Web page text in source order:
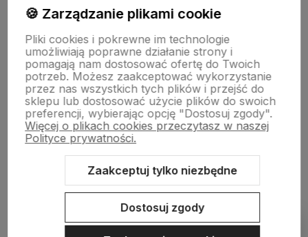
Płatności i dostawa
Informacje
O nas
Sklep internetowy Shoper.pl Szablon Shoper Modern 3.0™
GrowCommerce
🍪 Zarządzanie plikami cookie
Pliki cookies i pokrewne im technologie
umożliwiają poprawne działanie strony i
pomagają nam dostosować ofertę do Twoich
potrzeb. Możesz zaakceptować wykorzystanie
przez nas wszystkich tych plików i przejść do
sklepu lub dostosować użycie plików do swoich
preferencji, wybierając opcję "Dostosuj zgody".
Więcej o plikach cookies przeczytasz w naszej
Polityce prywatności.
Zaakceptuj tylko niezbędne
Dostosuj zgody